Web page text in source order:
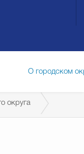
О городском
округа